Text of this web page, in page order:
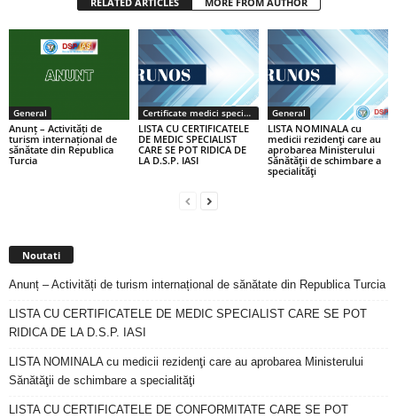
General
Anunț – Activități de
turism internațional de
sănătate din Republica
Turcia
Certificate medici specialiști / primari
LISTA CU CERTIFICATELE
DE MEDIC SPECIALIST
CARE SE POT RIDICA DE
LA D.S.P. IASI
General
LISTA NOMINALA cu
medicii rezidenţi care au
aprobarea Ministerului
Sănătăţii de schimbare a
specialităţi
Noutati
Anunț – Activități de turism internațional de sănătate din Republica Turcia
LISTA CU CERTIFICATELE DE MEDIC SPECIALIST CARE SE POT
RIDICA DE LA D.S.P. IASI
LISTA NOMINALA cu medicii rezidenţi care au aprobarea Ministerului
Sănătăţii de schimbare a specialităţi
LISTA CU CERTIFICATELE DE CONFORMITATE CARE SE POT